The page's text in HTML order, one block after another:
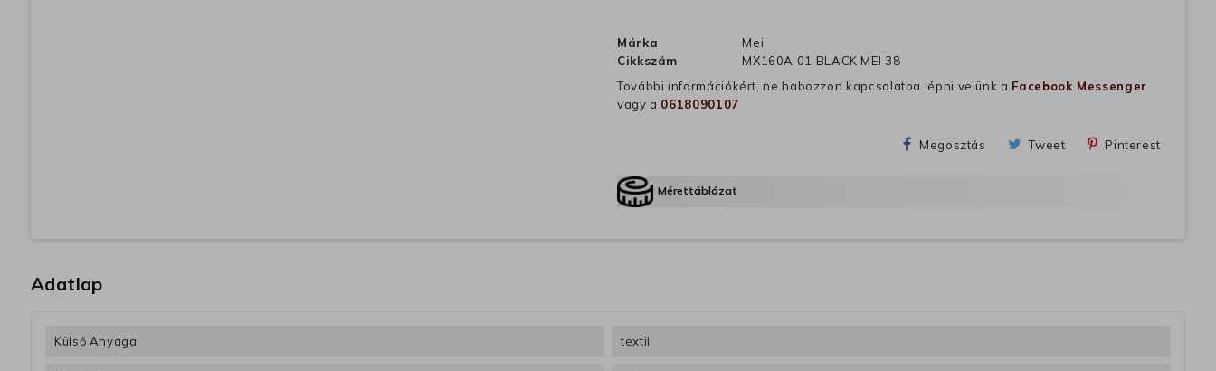
Márka
Mei
Cikkszám
MX160A 01 BLACK MEI 38
További információkért, ne habozzon kapcsolatba lépni velünk a Facebook Messenger
vagy a 0618090107
Megosztás Tweet Pinterest
Mérettáblázat
Adatlap
Külső Anyaga textil